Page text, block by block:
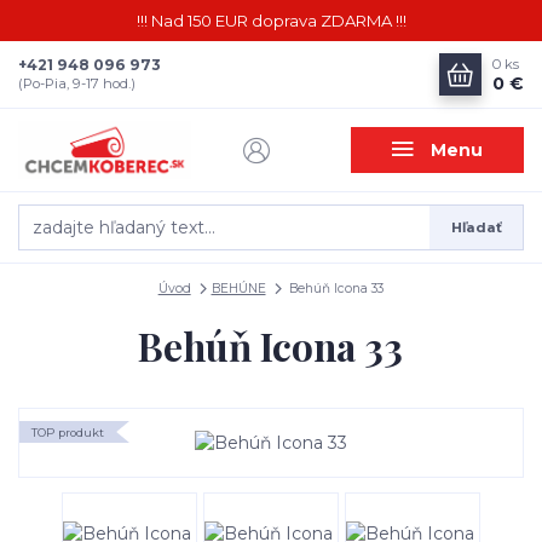
!!! Nad 150 EUR doprava ZDARMA !!!
Menu
Hľadať
+421 948 096 973
(Po-Pia, 9-17 hod.)
0 ks
0 €
Úvod BEHÚNE Behúň Icona 33
Behúň Icona 33
TOP produkt